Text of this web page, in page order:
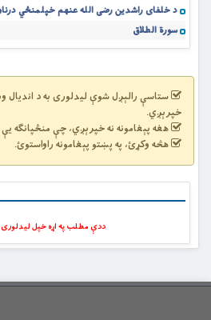
د خلفای راشدین رضی الله عنهم خپلمنځي
سورة الطلاق
ستاسې رالېږل شوې لیدلوری به د اندیال
خپرېږي.
هغه پېغامونه نه خپرېږي، چې منځپانګه
هڅه وکړئ، په پښتو پېغامونه راواستوئ.
ددې مطلب په اړه خپل